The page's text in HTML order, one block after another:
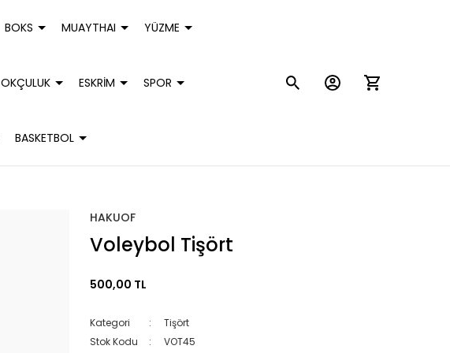
BOKS MUAYTHAI YÜZME
OKÇULUK ESKRİM SPOR
BASKETBOL
HAKUOF
Voleybol Tişört
500,00 TL
Kategori
Tişört
Stok Kodu
VOT45